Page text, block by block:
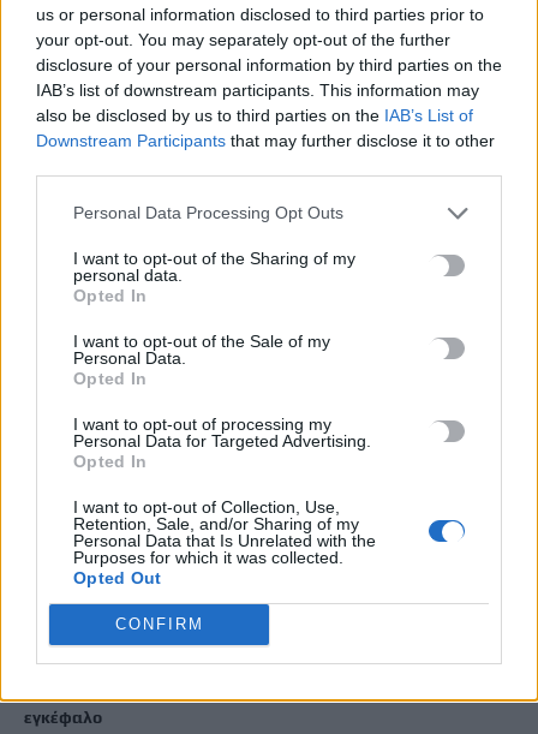
us or personal information disclosed to third parties prior to
your opt-out. You may separately opt-out of the further
disclosure of your personal information by third parties on the
IAB’s list of downstream participants. This information may
also be disclosed by us to third parties on the IAB’s List of
Downstream Participants that may further disclose it to other
Personal Data Processing Opt Outs
I want to opt-out of the Sharing of my
personal data.
Opted In
I want to opt-out of the Sale of my
Personal Data.
Opted In
I want to opt-out of processing my
Personal Data for Targeted Advertising.
Opted In
I want to opt-out of Collection, Use,
Retention, Sale, and/or Sharing of my
Personal Data that Is Unrelated with the
Purposes for which it was collected.
Opted Out
CONFIRM
Περσείδες: Το εντυπωσιακό φαινόμενο πλησιάζει – Πότε θα
δούμε τη «βροχή» των αστεριών
8 Αυγούστου, 2026
τραπεζών
8 Αυγούστου, 2026
γαϊδουράκια της μετά τις πυρκαγιές
8 Αυγούστου, 2026
Στις 19 Αυγούστου η γενική συνέλευση του συλλόγου
κρεοπωλών Χανίων
8 Αυγούστου, 2026
Νέος κύκλος μαθημάτων Κινεζικής Γλώσσας στο
Πανεπιστήμιο Κρήτης για το ακαδημαϊκό έτος 2026-2027
8 Αυγούστου, 2026
εγκέφαλο